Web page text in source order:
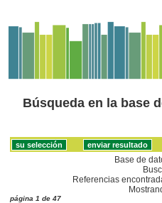
Búsqueda en la base
Base de
Referencias
página 1 de 47